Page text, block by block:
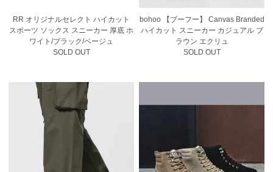
RR オリジナルセレクト ハイカット
スポーツ ソックス スニーカー 厚底 ホ
ワイト/ブラック/ベージュ
SOLD OUT
bohoo 【ブーフー】 Canvas Branded
ハイカット スニーカー カジュアル ブ
ラウン エクリュ
SOLD OUT